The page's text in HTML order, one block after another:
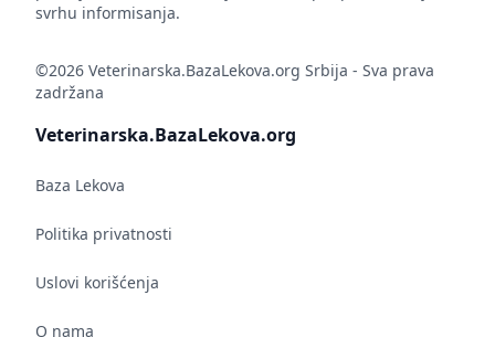
svrhu informisanja.
©2026 Veterinarska.BazaLekova.org Srbija - Sva prava
zadržana
Veterinarska.BazaLekova.org
Baza Lekova
Politika privatnosti
Uslovi korišćenja
O nama